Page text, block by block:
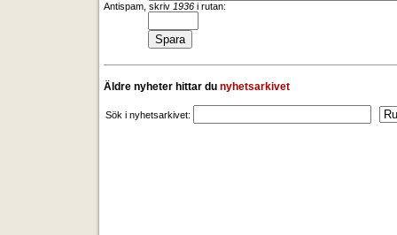
Antispam, skriv 1936 i rutan:
Äldre nyheter hittar du nyhetsarkivet
Sök i nyhetsarkivet: